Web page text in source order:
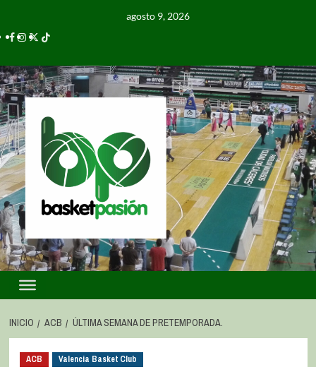
agosto 9, 2026
INICIO ACB ÚLTIMA SEMANA DE PRETEMPORADA.
ACB Valencia Basket Club